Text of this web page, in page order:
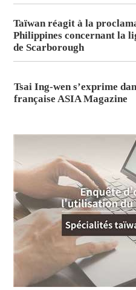
Taïwan réagit à la
Philippines concernant la
de Scarborough
Tsai Ing-wen s’exprime
française ASIA Magazine